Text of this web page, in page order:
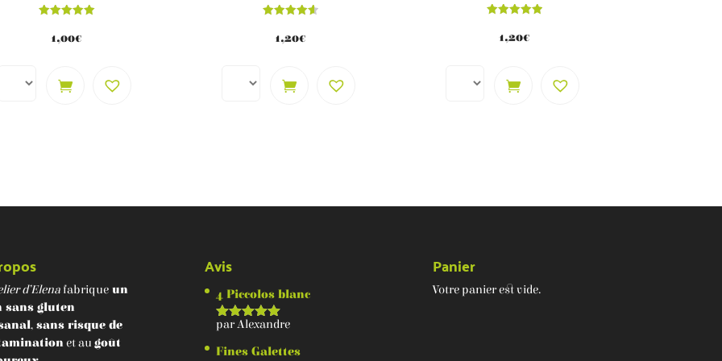
5.00
sur 5
1,00€
4.62
sur 5
1,20€
5.00
sur 5
1,20€
d’Elenafabriqueun
sans gluten
, sans risque de
et au goût
Avis
4 Piccolos blanc
Note5
par Alexandre
Fines Galettes
Panier
Votre panier est vide.